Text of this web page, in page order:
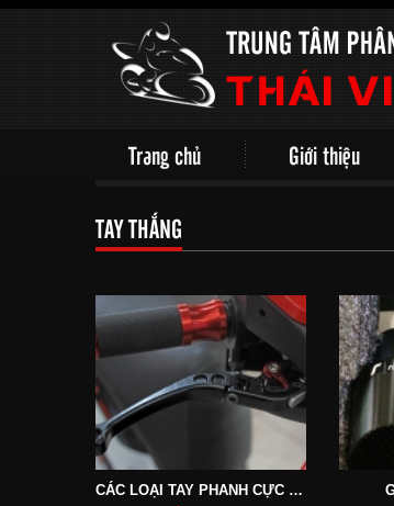
Trang chủ Giới thiệu
TAY THẮNG
CÁC LOẠI TAY PHANH CỰC ĐẸP VÀ CHẤT